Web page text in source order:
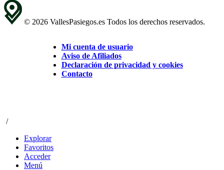
© 2026 VallesPasiegos.es Todos los derechos reservados.
Mi cuenta de usuario
Aviso de Afiliados
Declaración de privacidad y cookies
Contacto
/
Explorar
Favoritos
Acceder
Menú